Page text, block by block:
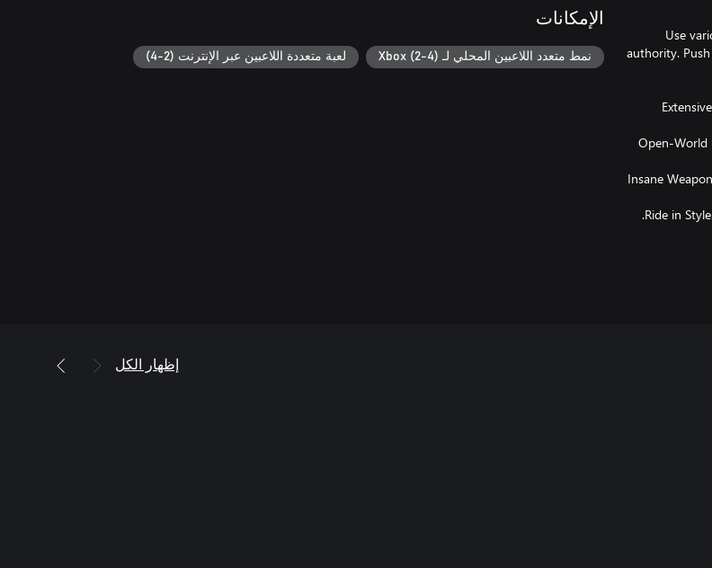
Use
authority.
•
• Open-
• Insane
الإمكانات
نمط متعدد اللاعبين المحلي لـ Xbox (2-4) لعبة متعددة اللاعبين عبر الإنترنت (2-4)
إظهار الكل